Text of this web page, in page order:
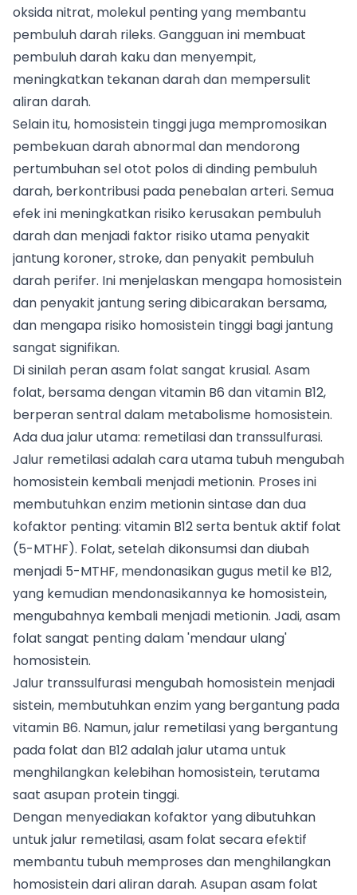
oksida nitrat, molekul penting yang membantu
pembuluh darah rileks. Gangguan ini membuat
pembuluh darah kaku dan menyempit,
meningkatkan tekanan darah dan mempersulit
aliran darah.
Selain itu, homosistein tinggi juga mempromosikan
pembekuan darah abnormal dan mendorong
pertumbuhan sel otot polos di dinding pembuluh
darah, berkontribusi pada penebalan arteri. Semua
efek ini meningkatkan risiko kerusakan pembuluh
darah dan menjadi faktor risiko utama penyakit
jantung koroner, stroke, dan penyakit pembuluh
darah perifer. Ini menjelaskan mengapa homosistein
dan penyakit jantung sering dibicarakan bersama,
dan mengapa risiko homosistein tinggi bagi jantung
sangat signifikan.
Di sinilah peran asam folat sangat krusial. Asam
folat, bersama dengan vitamin B6 dan vitamin B12,
berperan sentral dalam metabolisme homosistein.
Ada dua jalur utama: remetilasi dan transsulfurasi.
Jalur remetilasi adalah cara utama tubuh mengubah
homosistein kembali menjadi metionin. Proses ini
membutuhkan enzim metionin sintase dan dua
kofaktor penting: vitamin B12 serta bentuk aktif folat
(5-MTHF). Folat, setelah dikonsumsi dan diubah
menjadi 5-MTHF, mendonasikan gugus metil ke B12,
yang kemudian mendonasikannya ke homosistein,
mengubahnya kembali menjadi metionin. Jadi, asam
folat sangat penting dalam 'mendaur ulang'
homosistein.
Jalur transsulfurasi mengubah homosistein menjadi
sistein, membutuhkan enzim yang bergantung pada
vitamin B6. Namun, jalur remetilasi yang bergantung
pada folat dan B12 adalah jalur utama untuk
menghilangkan kelebihan homosistein, terutama
saat asupan protein tinggi.
Dengan menyediakan kofaktor yang dibutuhkan
untuk jalur remetilasi, asam folat secara efektif
membantu tubuh memproses dan menghilangkan
homosistein dari aliran darah. Asupan asam folat